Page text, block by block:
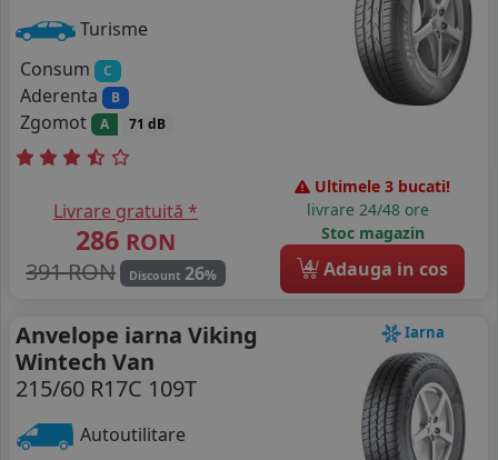
Turisme
Consum
C
Aderenta B
Zgomot A 71 dB
Livrare gratuită *
286 RON
391 RON
Discount 26%
Ultimele 3 bucati!
livrare 24/48 ore
Stoc magazin
4 Adauga in cos
Iarna
Anvelope iarna Viking
Wintech Van
215/60 R17C 109T
Autoutilitare